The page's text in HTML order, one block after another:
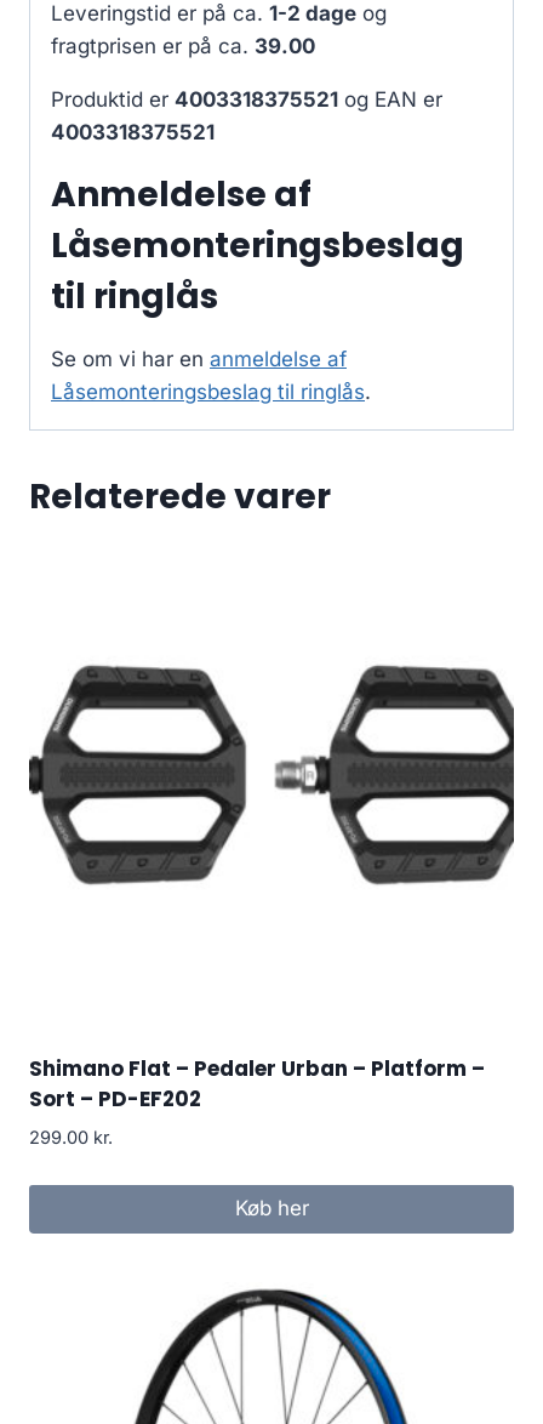
Leveringstid er på ca. 1-2 dage og
fragtprisen er på ca. 39.00
Produktid er 4003318375521 og EAN er
4003318375521
Anmeldelse af
Låsemonteringsbeslag
til ringlås
Se om vi har en anmeldelse af
Låsemonteringsbeslag til ringlås.
Relaterede varer
Shimano Flat – Pedaler Urban – Platform –
Sort – PD-EF202
299.00 kr.
Køb her